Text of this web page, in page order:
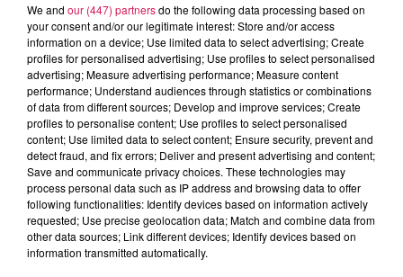
13h00 - 16h00
Les hits de Canal FM
We and our (447) partnersdo the following data processing based on
your consent and/or our legitimate interest: Store and/or access
information on a device; Use limited data to select advertising; Create
profiles for personalised advertising; Use profiles to select personalised
advertising; Measure advertising performance; Measure content
performance; Understand audiences through statistics or combinations
of data from different sources; Develop and improve services; Create
profiles to personalise content; Use profiles to select personalised
content; Use limited data to select content; Ensure security, prevent and
detect fraud, and fix errors; Deliver and present advertising and content;
Save and communicate privacy choices. These technologies may
process personal data such as IP address and browsing data to offer
following functionalities: Identify devices based on information actively
requested; Use precise geolocation data; Match and combine data from
other data sources; Link different devices; Identify devices based on
information transmitted automatically.